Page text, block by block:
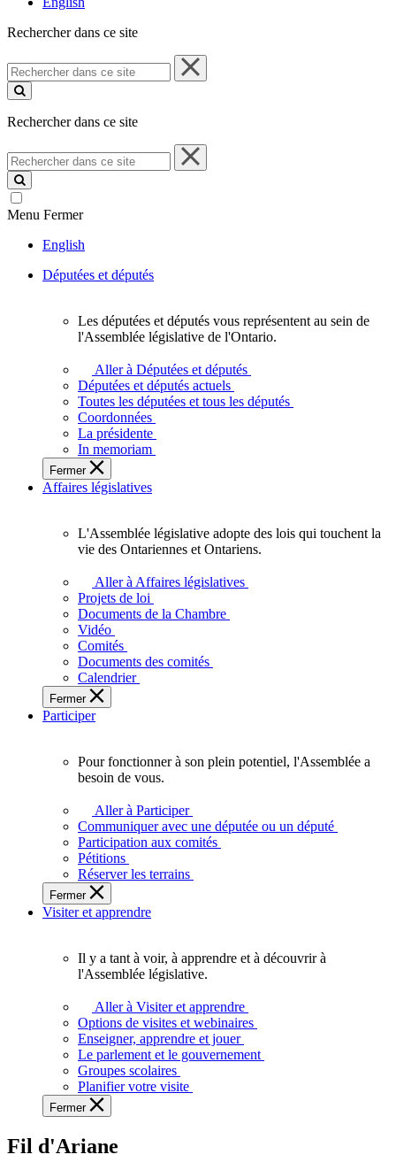
Rechercher dans ce site
Rechercher
dans
ce
Rechercher dans ce site
Rechercher
dans
ce
site
Menu Fermer
English
Députées et députés
députés
vous
représentent
sein
de
l'Assemblée
législative
l'Ontario.
Les députées et députés vous représentent au sein de
l'Assemblée législative de l'Ontario.
Aller à Députées et députés
Députées et députés actuels
Toutes les députées et tous les députés
Coordonnées
La présidente
In memoriam
Fermer
Affaires législatives
L'Assemblée
adopte
touchent
des
Ontariennes
et
L'Assemblée législative adopte des lois qui touchent la
vie des Ontariennes et Ontariens.
Aller à Affaires législatives
Projets de loi
Documents de la Chambre
Vidéo
Comités
Documents des comités
Calendrier
Fermer
Participer
plein
potentiel,
l'Assemblée
a
besoin
de
Pour fonctionner à son plein potentiel, l'Assemblée a
besoin de vous.
Aller à Participer
Communiquer avec une députée ou un député
Participation aux comités
Pétitions
Réserver les terrains
Fermer
Visiter et apprendre
voir,
apprendre
et
à
à
Il y a tant à voir, à apprendre et à découvrir à
l'Assemblée législative.
Aller à Visiter et apprendre
Options de visites et webinaires
Enseigner, apprendre et jouer
Le parlement et le gouvernement
Groupes scolaires
Planifier votre visite
Fermer
Fil d'Ariane